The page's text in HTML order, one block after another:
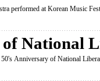
performed at Korean Music
National
50's Anniversary of National